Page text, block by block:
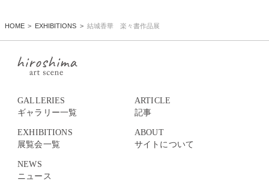
HOME EXHIBITIONS 結城香華 楽々書作品展
GALLERIES
ギャラリー一覧
EXHIBITIONS
展覧会一覧
NEWS
ニュース
ARTICLE
記事
ABOUT
サイトについて